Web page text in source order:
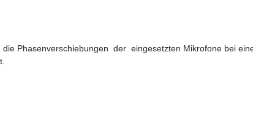
Phasenverschiebungen der eingesetzten Mikrofone bei